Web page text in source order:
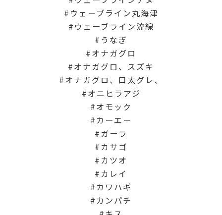
ウェーブライン丸海津
ウェーブライン流線
うなぎ
オナガグロ
オナガグロ、スズキ
オナガグロ、口太グレ、
オニヒラアジ
オモック
カーエー
ガーラ
カサゴ
カツオ
カレイ
カワハギ
カンパチ